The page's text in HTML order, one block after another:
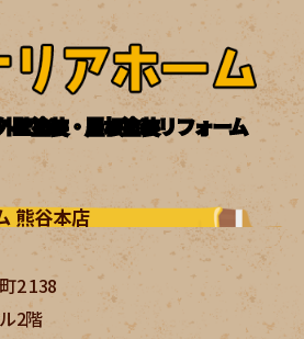
壁塗装・屋根塗装リフォーム
熊谷本店
2 138
2階